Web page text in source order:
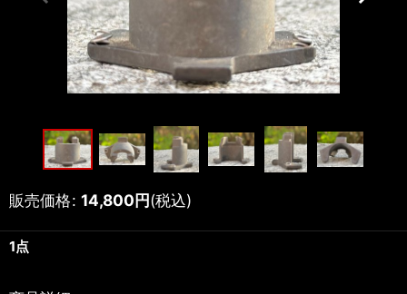
販売価格: 14,800円(税込)
1点